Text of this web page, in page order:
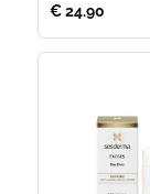
€24.90